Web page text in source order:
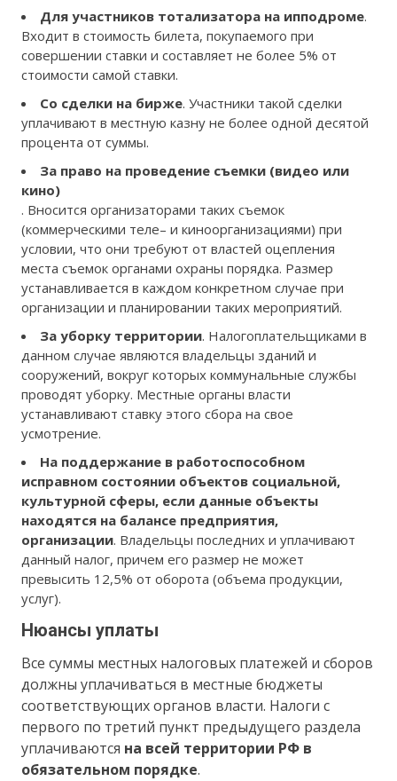
Для участников тотализатора на ипподроме.
Входит в стоимость билета, покупаемого при
совершении ставки и составляет не более 5% от
стоимости самой ставки.
Со сделки на бирже. Участники такой сделки
уплачивают в местную казну не более одной десятой
процента от суммы.
За право на проведение съемки (видео или
кино)
. Вносится организаторами таких съемок
(коммерческими теле– и киноорганизациями) при
условии, что они требуют от властей оцепления
места съемок органами охраны порядка. Размер
устанавливается в каждом конкретном случае при
организации и планировании таких мероприятий.
За уборку территории. Налогоплательщиками в
данном случае являются владельцы зданий и
сооружений, вокруг которых коммунальные службы
проводят уборку. Местные органы власти
устанавливают ставку этого сбора на свое
усмотрение.
На поддержание в работоспособном
исправном состоянии объектов социальной,
культурной сферы, если данные объекты
находятся на балансе предприятия,
организации. Владельцы последних и уплачивают
данный налог, причем его размер не может
превысить 12,5% от оборота (объема продукции,
услуг).
Нюансы уплаты
Все суммы местных налоговых платежей и сборов
должны уплачиваться в местные бюджеты
соответствующих органов власти. Налоги с
первого по третий пункт предыдущего раздела
уплачиваются на всей территории РФ в
обязательном порядке.